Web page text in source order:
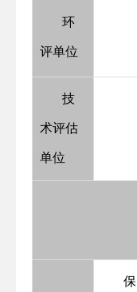
环
评单位
技
术评估
单位
保